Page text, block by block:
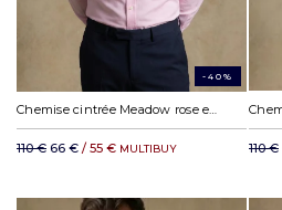
-40%
110 € 66 € / 55 € MULTIBUY 110 €